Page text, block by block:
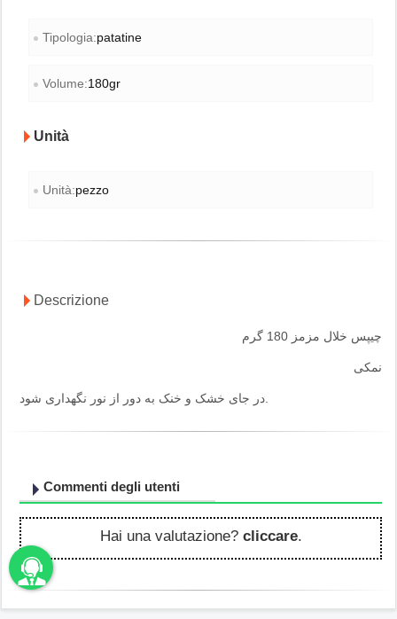
Tipologia:patatine
Volume:180gr
Unità
Unità:pezzo
Descrizione
چیپس خلال مزمز 180 گرم
نمکی
Commenti degli utenti
Hai una valutazione? cliccare.
unbama